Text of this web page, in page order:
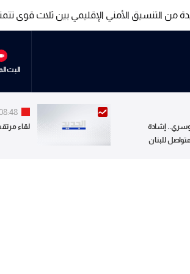
من التنسيق الأمني الإقليمي بين ثلاث
من التنسيق الأمني الإقليمي بين ثلاث
البث
إشادة
للبنان
لقاء